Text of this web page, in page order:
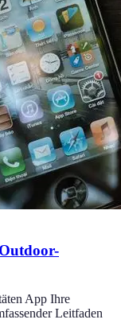
App Ihre
Leitfaden